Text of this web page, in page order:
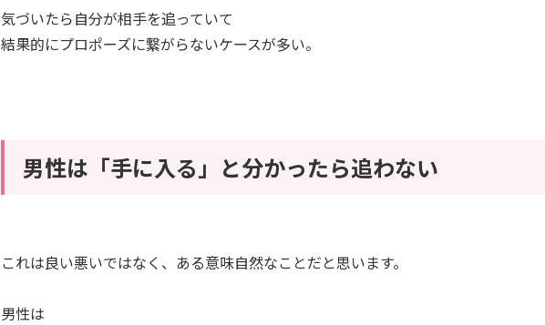
気づいたら自分が相手を追っていて
結果的にプロポーズに繋がらないケースが多い。
男性は「手に入る」と分かったら追わない
これは良い悪いではなく、ある意味自然なことだと思います。
男性は